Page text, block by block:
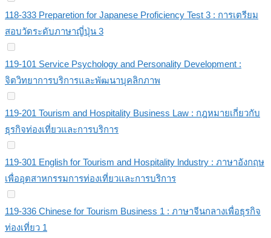
118-333 Preparetion for Japanese Proficiency Test 3 : การเตรียม
สอบวัดระดับภาษาญี่ปุ่น 3
119-101 Service Psychology and Personality Development :
จิตวิทยาการบริการและพัฒนาบุคลิกภาพ
119-201 Tourism and Hospitality Business Law : กฎหมายเกี่ยวกับ
ธุรกิจท่องเที่ยวและการบริการ
119-301 English for Tourism and Hospitality lndustry : ภาษาอังกฤษ
เพื่ออุตสาหกรรมการท่องเที่ยวและการบริการ
119-336 Chinese for Tourism Business 1 : ภาษาจีนกลางเพื่อธุรกิจ
ท่องเที่ยว 1